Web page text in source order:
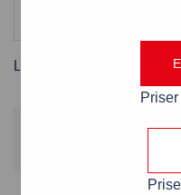
Levering: 8 - 10 hverdage